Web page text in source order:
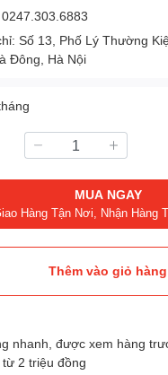
Số 13, Phố Lý Thường
Đông, Hà Nội
MUA NGAY
Hàng Tận Nơi, Nhận Hàng
Thêm vào giỏ hàng
nhanh, được xem hàng
2 triệu đồng